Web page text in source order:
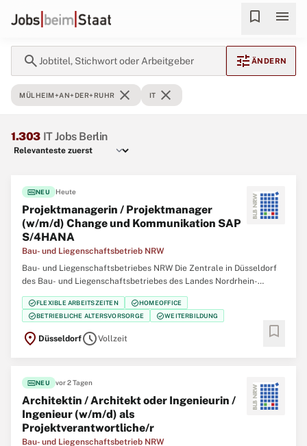
bookmark menu
search Jobtitel, Stichwort oder Arbeitgeber tune ÄNDERN
MÜLHEIM+AN+DER+RUHR close IT close
1.303 IT Jobs Berlin
fiber_newNEU Heute
Projektmanagerin / Projektmanager
(w/m/d) Change und Kommunikation SAP
S/4HANA
Bau- und Liegenschaftsbetrieb NRW
Bau- und Liegenschaftsbetriebes NRW Die Zentrale in Düsseldorf
des Bau- und Liegenschaftsbetriebes des Landes Nordrhein-
Westfalen (BLB NRW) sucht zum nächstmöglichen Zeitpunkt
eine/einen Projektmanagerin / Projektmanager (w/m/d) Change und
Kommunikation SAP S/4HANA Der Bau- und Liegenschaftsbetrieb
check_circleFLEXIBLE ARBEITSZEITEN check_circleHOMEOFFICE
check_circleBETRIEBLICHE ALTERSVORSORGE check_circleWEITERBILDUNG
location_on DüsseldorfscheduleVollzeit bookmark
fiber_newNEU vor 2 Tagen
Architektin / Architekt oder Ingenieurin /
Ingenieur (w/m/d) als
Projektverantwortliche/r
Bau- und Liegenschaftsbetrieb NRW